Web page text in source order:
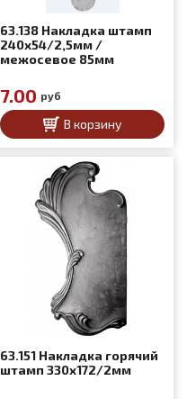
63.138 Накладка штамп
240x54/2,5мм /
межосевое 85мм
7.00 руб
В корзину
63.151 Накладка горячий
штамп 330x172/2мм